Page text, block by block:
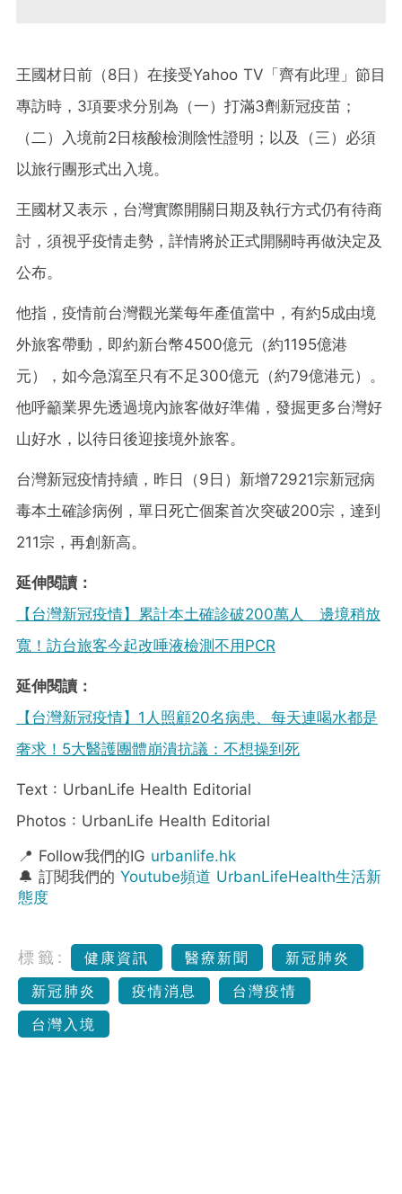
王國材日前（8日）在接受Yahoo TV「齊有此理」節目
專訪時，3項要求分別為（一）打滿3劑新冠疫苗；
（二）入境前2日核酸檢測陰性證明；以及（三）必須
以旅行團形式出入境。
王國材又表示，台灣實際開關日期及執行方式仍有待商
討，須視乎疫情走勢，詳情將於正式開關時再做決定及
公布。
他指，疫情前台灣觀光業每年產值當中，有約5成由境
外旅客帶動，即約新台幣4500億元（約1195億港
元），如今急瀉至只有不足300億元（約79億港元）。
他呼籲業界先透過境內旅客做好準備，發掘更多台灣好
山好水，以待日後迎接境外旅客。
台灣新冠疫情持續，昨日（9日）新增72921宗新冠病
毒本土確診病例，單日死亡個案首次突破200宗，達到
211宗，再創新高。
延伸閱讀：
【台灣新冠疫情】累計本土確診破200萬人 邊境稍放
寬！訪台旅客今起改唾液檢測不用PCR
延伸閱讀：
【台灣新冠疫情】1人照顧20名病患、每天連喝水都是
奢求！5大醫護團體崩潰抗議：不想操到死
Text : UrbanLife Health Editorial
Photos : UrbanLife Health Editorial
📍 Follow我們的IG urbanlife.hk
🔔 訂閱我們的 Youtube頻道 UrbanLifeHealth生活新
態度
標籤: 健康資訊 醫療新聞
新冠肺炎
新冠肺炎
疫情消息
台灣疫情
台灣入境